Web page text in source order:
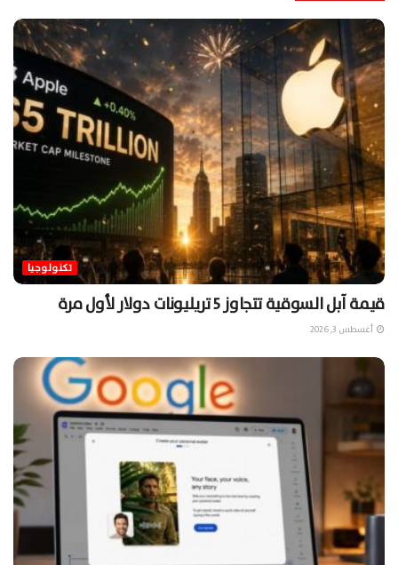
تكنولوجيا
قيمة آبل السوقية تتجاوز 5 تريليونات دولار لأول مرة
أغسطس 3, 2026